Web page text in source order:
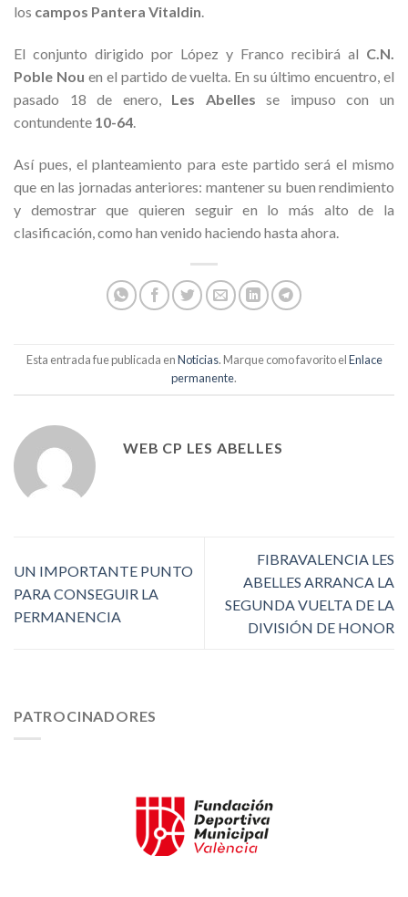
los campos Pantera Vitaldin.
El conjunto dirigido por López y Franco recibirá al C.N.
Poble Nou en el partido de vuelta. En su último encuentro, el
pasado 18 de enero, Les Abelles se impuso con un
contundente 10-64.
Así pues, el planteamiento para este partido será el mismo
que en las jornadas anteriores: mantener su buen rendimiento
y demostrar que quieren seguir en lo más alto de la
clasificación, como han venido haciendo hasta ahora.
Esta entrada fue publicada enNoticias. Marque como favorito elEnlace
permanente.
WEB CP LES ABELLES
UN IMPORTANTE PUNTO
PARA CONSEGUIR LA
PERMANENCIA
FIBRAVALENCIA LES
ABELLES ARRANCA LA
SEGUNDA VUELTA DE LA
DIVISIÓN DE HONOR
PATROCINADORES